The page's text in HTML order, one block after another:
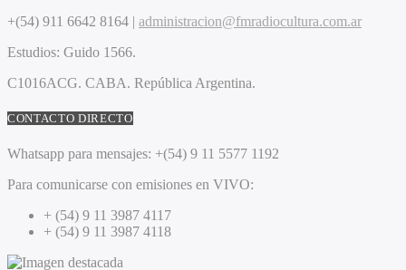
+(54) 911 6642 8164 | administracion@fmradiocultura.com.ar
Estudios: Guido 1566.
C1016ACG. CABA. República Argentina.
CONTACTO DIRECTO
Whatsapp para mensajes: +(54) 9 11 5577 1192
Para comunicarse con emisiones en VIVO:
+ (54) 9 11 3987 4117
+ (54) 9 11 3987 4118